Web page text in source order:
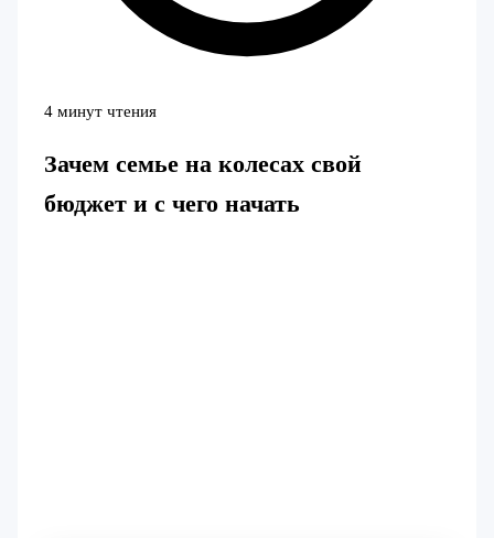
4 минут чтения
Зачем семье на колесах свой
бюджет и с чего начать